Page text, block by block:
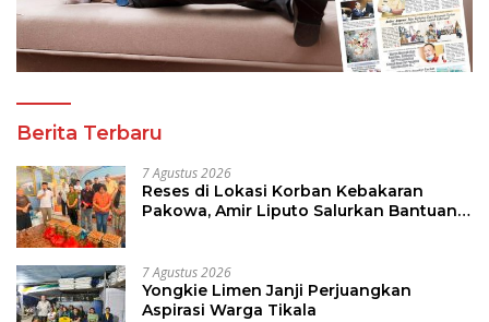
Berita Terbaru
7 Agustus 2026
Reses di Lokasi Korban Kebakaran
Pakowa, Amir Liputo Salurkan Bantuan
7 Agustus 2026
Yongkie Limen Janji Perjuangkan
Aspirasi Warga Tikala